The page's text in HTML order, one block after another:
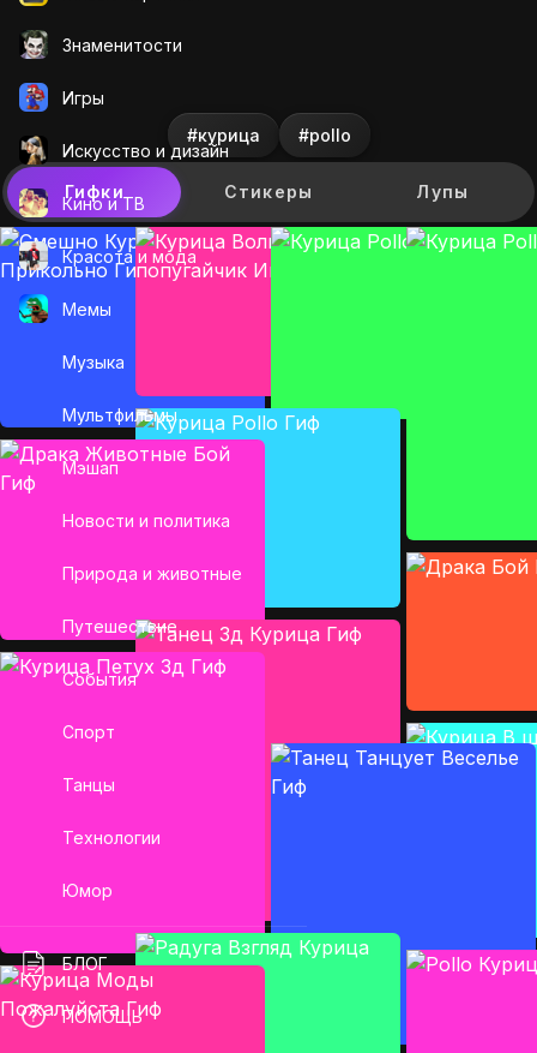
Знаменитости
Игры
Искусcтво и дизайн
Кино и ТВ
Красота и мода
Мемы
Музыка
Мультфильмы
Мэшап
Новости и политика
Природа и животные
Путешествие
События
Спорт
Танцы
Технологии
Юмор
БЛОГ
ПОМОЩЬ
#курица #pollo
Гифки Стикеры Лупы